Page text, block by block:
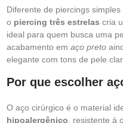
Diferente de piercings
o piercing três estrelas cria
ideal para quem busca uma
acabamento em aço preto
elegante com tons de pele
Por que escolher
O aço cirúrgico é o material
hipoalergênico , resistente à